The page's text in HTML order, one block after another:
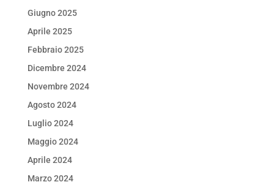
Giugno 2025
Aprile 2025
Febbraio 2025
Dicembre 2024
Novembre 2024
Agosto 2024
Luglio 2024
Maggio 2024
Aprile 2024
Marzo 2024